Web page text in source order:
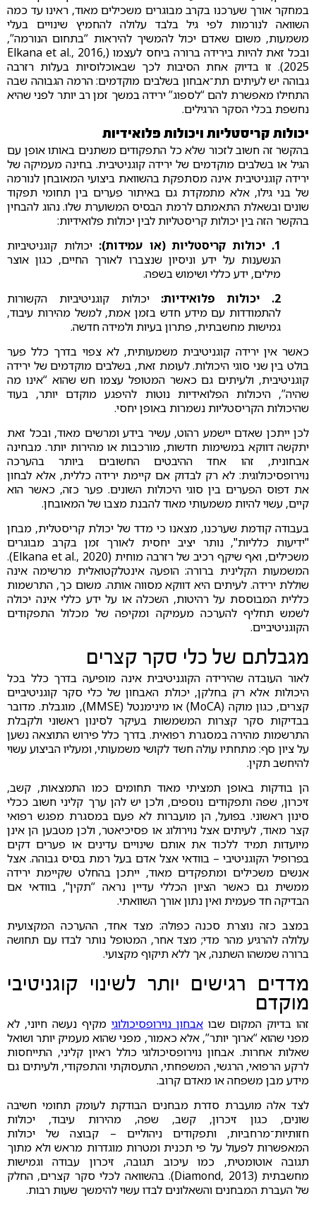
במחקר אורך שערכנו בקרב מבוגרים משכילים מאוד, ראינו עד כמה
השוואה לנורמות לפי גיל בלבד עלולה להחמיץ שינויים בעלי
משמעות, משום שאדם יכול להמשיך להיראות “בתחום הנורמה”,
ובכל זאת להיות בירידה ברורה ביחס לעצמו (Elkana et al., 2016,
2025). זו בדיוק אחת הסיבות לכך שבאוכלוסיות בעלות רזרבה
גבוהה יש לעיתים תת־אבחון בשלבים מוקדמים: הרמה הגבוהה שבה
התחילו מאפשרת להם “לספוג” ירידה במשך זמן רב יותר לפני שהיא
נחשפת בכלי הסקר הרגילים.
יכולות קריסטליות ויכולות פלואידיות
בהקשר זה חשוב לזכור שלא כל התפקודים משתנים באותו אופן עם
הגיל או בשלבים מוקדמים של ירידה קוגניטיבית. בחינה מעמיקה של
ירידה קוגניטיבית אינה מסתפקת בהשוואת ביצועי המאובחן לנורמה
של בני גילו, אלא מתמקדת גם באיתור פערים בין תחומי תפקוד
שונים ובשאלת התאמתם לרמת הבסיס המשוערת שלו. נהוג להבחין
בהקשר הזה בין יכולות קריסטליות לבין יכולות פלואידיות:
1. יכולות קריסטליות (או עמידות):
יכולות קוגניטיביות
הנשענות על ידע וניסיון שנצברו לאורך החיים, כגון אוצר
מילים, ידע כללי ושימוש בשפה.
2. יכולות פלואידיות:
יכולות קוגניטיביות הקשורות
להתמודדות עם מידע חדש בזמן אמת, למשל מהירות עיבוד,
גמישות מחשבתית, פתרון בעיות ולמידה חדשה.
כאשר אין ירידה קוגניטיבית משמעותית, לא צפוי בדרך כלל פער
בולט בין שני סוגי היכולות. לעומת זאת, בשלבים מוקדמים של ירידה
קוגניטיבית, ולעיתים גם כאשר המטופל עצמו חש שהוא “אינו מה
שהיה”, היכולות הפלואידיות נוטות להיפגע מוקדם יותר, בעוד
שהיכולות הקריסטליות נשמרות באופן יחסי.
לכן ייתכן שאדם יישמע רהוט, עשיר בידע ומרשים מאוד, ובכל זאת
יתקשה דווקא במשימות חדשות, מורכבות או מהירות יותר. מבחינה
אבחונית, זהו אחד ההיבטים החשובים ביותר בהערכה
נוירופסיכולוגית: לא רק לבדוק אם קיימת ירידה כללית, אלא לבחון
את דפוס הפערים בין סוגי היכולות השונים. פער כזה, כאשר הוא
קיים, עשוי להיות משמעותי מאוד להבנת מצבו של המאובחן.
בעבודה קודמת שערכנו, מצאנו כי מדד של יכולת קריסטלית, מבחן
"ידיעות כלליות", נותר יציב יחסית לאורך זמן בקרב מבוגרים
משכילים, ואף שיקף רכיב של רזרבה מוחית (Elkana et al., 2020).
המשמעות הקלינית ברורה: הופעה אינטלקטואלית מרשימה אינה
שוללת ירידה. לעיתים היא דווקא מסווה אותה. משום כך, התרשמות
כללית המבוססת על רהיטות, השכלה או על ידע כללי אינה יכולה
לשמש תחליף להערכה מעמיקה ומקיפה של מכלול התפקודים
הקוגניטיביים.
מגבלתם של כלי סקר קצרים
לאור העובדה שהירידה הקוגניטיבית אינה מופיעה בדרך כלל בכל
היכולות אלא רק בחלקן, יכולת האבחון של כלי סקר קוגניטיביים
קצרים, כגון מוקה (MoCA) או מינימנטל (MMSE), מוגבלת. מדובר
בבדיקות סקר קצרות המשמשות בעיקר לסינון ראשוני ולקבלת
התרשמות מהירה במסגרת רפואית. בדרך כלל פירוש התוצאה נשען
על ציון סף: מתחתיו עולה חשד לקושי משמעותי, ומעליו הביצוע עשוי
להיחשב תקין.
הן בודקות באופן תמציתי מאוד תחומים כמו התמצאות, קשב,
זיכרון, שפה ותפקודים נוספים, ולכן יש להן ערך קליני חשוב ככלי
סינון ראשוני. בפועל, הן מועברות לא פעם במסגרת מפגש רפואי
קצר מאוד, לעיתים אצל נוירולוג או פסיכיאטר, ולכן מטבען הן אינן
מיועדות תמיד ללכוד את אותם שינויים עדינים או פערים דקים
בפרופיל הקוגניטיבי – בוודאי אצל אדם בעל רמת בסיס גבוהה. אצל
אנשים משכילים ומתפקדים מאוד, ייתכן בהחלט שקיימת ירידה
ממשית גם כאשר הציון הכללי עדיין נראה “תקין", בוודאי אם
הבדיקה חד פעמית ואין נתון אורך השוואתי.
במצב כזה נוצרת סכנה כפולה: מצד אחד, ההערכה המקצועית
עלולה להרגיע מהר מדי; מצד אחר, המטופל נותר לבדו עם תחושה
ברורה שמשהו השתנה, אך ללא תיקוף מקצועי.
מדדים רגישים יותר לשינוי קוגניטיבי
מוקדם
זהו בדיוק המקום שבו אבחון נוירופסיכולוגי מקיף נעשה חיוני, לא
מפני שהוא “ארוך יותר”, אלא כאמור, מפני שהוא מעמיק יותר ושואל
שאלות אחרות. אבחון נוירופסיכולוגי כולל ראיון קליני, התייחסות
לרקע הרפואי, הרגשי, המשפחתי, התעסוקתי והתפקודי, ולעיתים גם
מידע מבן משפחה או מאדם קרוב.
לצד אלה מועברת סדרת מבחנים הבודקת לעומק תחומי חשיבה
שונים, כגון זיכרון, קשב, שפה, מהירות עיבוד, יכולות
חזותיות־מרחביות, ותפקודים ניהוליים – קבוצה של יכולות
המאפשרות לפעול על פי תכנית ומטרות מוגדרות מראש ולא מתוך
תגובה אוטומטית, כמו עיכוב תגובה, זיכרון עבודה וגמישות
מחשבתית (Diamond, 2013). בהשוואה לכלי סקר קצרים, החלק
של העברת המבחנים והשאלונים לבדו עשוי להימשך שעות רבות.